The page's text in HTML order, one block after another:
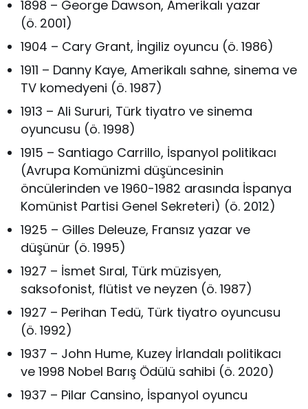
1898 – George Dawson, Amerikalı yazar
(ö. 2001)
1904 – Cary Grant, İngiliz oyuncu (ö. 1986)
1911 – Danny Kaye, Amerikalı sahne, sinema ve
TV komedyeni (ö. 1987)
1913 – Ali Sururi, Türk tiyatro ve sinema
oyuncusu (ö. 1998)
1915 – Santiago Carrillo, İspanyol politikacı
(Avrupa Komünizmi düşüncesinin
öncülerinden ve 1960-1982 arasında İspanya
Komünist Partisi Genel Sekreteri) (ö. 2012)
1925 – Gilles Deleuze, Fransız yazar ve
düşünür (ö. 1995)
1927 – İsmet Sıral, Türk müzisyen,
saksofonist, flütist ve neyzen (ö. 1987)
1927 – Perihan Tedü, Türk tiyatro oyuncusu
(ö. 1992)
1937 – John Hume, Kuzey İrlandalı politikacı
ve 1998 Nobel Barış Ödülü sahibi (ö. 2020)
1937 – Pilar Cansino, İspanyol oyuncu